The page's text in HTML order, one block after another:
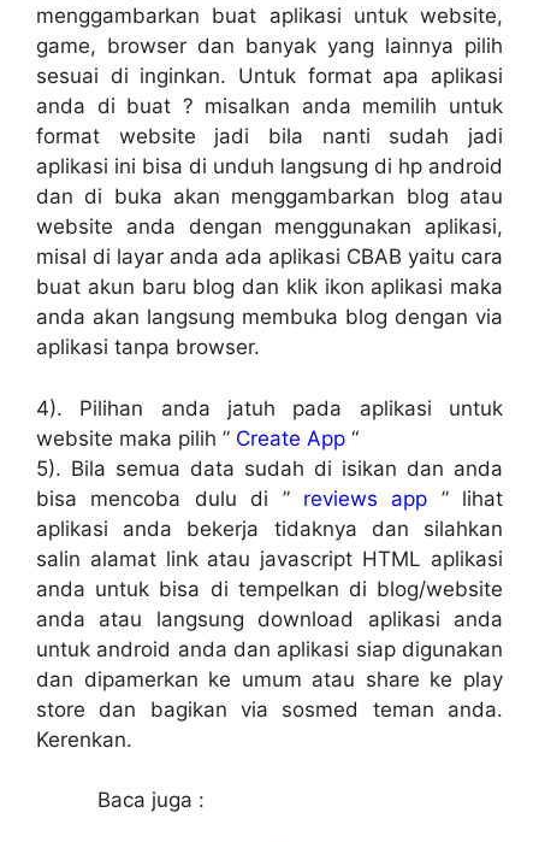
menggambarkan buat aplikasi untuk website,
game, browser dan banyak yang lainnya pilih
sesuai di inginkan. Untuk format apa aplikasi
anda di buat ? misalkan anda memilih untuk
format website jadi bila nanti sudah jadi
aplikasi ini bisa di unduh langsung di hp android
dan di buka akan menggambarkan blog atau
website anda dengan menggunakan aplikasi,
misal di layar anda ada aplikasi CBAB yaitu cara
buat akun baru blog dan klik ikon aplikasi maka
anda akan langsung membuka blog dengan via
aplikasi tanpa browser.
4). Pilihan anda jatuh pada aplikasi untuk
website maka pilih ” Create App “
5). Bila semua data sudah di isikan dan anda
bisa mencoba dulu di ” reviews app ” lihat
aplikasi anda bekerja tidaknya dan silahkan
salin alamat link atau javascript HTML aplikasi
anda untuk bisa di tempelkan di blog/website
anda atau langsung download aplikasi anda
untuk android anda dan aplikasi siap digunakan
dan dipamerkan ke umum atau share ke play
store dan bagikan via sosmed teman anda.
Kerenkan.
Baca juga :